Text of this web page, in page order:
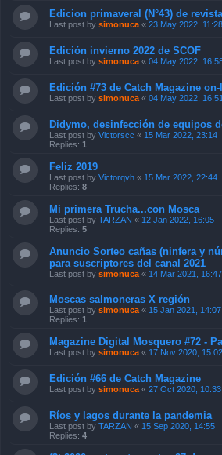
Edicion primaveral (N°43) de
Last post by simonuca « 23 May 2022, 11:28
Edición invierno 2022 de SCOF
Last post by simonuca « 04 May 2022,
Edición #73 de Catch Magazine
Last post by simonuca « 04 May 2022, 16:51
Didymo, desinfección de equipos
Last post by Victorscc « 15 Mar 2022, 23:14
Replies: 1
Feliz 2019
Last post by Victorqvh « 15 Mar 2022, 22:44
Replies: 8
Mi primera Trucha...con Mosca
Last post by TARZAN « 12 Jan 2022, 16:05
Replies: 5
Anuncio Sorteo cañas (ninfera y
para suscriptores del canal 2021
Last post by simonuca « 14 Mar 2021, 16:47
Moscas salmoneras X región
Last post by simonuca « 15 Jan 2021, 14:07
Replies: 1
Magazine Digital Mosquero #72 -
Last post by simonuca « 17 Nov 2020, 15:02
Edición #66 de Catch Magazine
Last post by simonuca « 27 Oct 2020, 10:33
Ríos y lagos durante la pandemia
Last post by TARZAN « 15 Sep 2020, 14:55
Replies: 4